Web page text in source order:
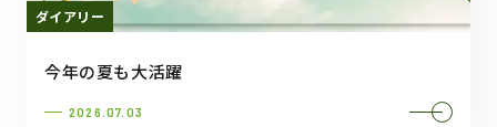
ダイアリー
今年の夏も大活躍
2026.07.03